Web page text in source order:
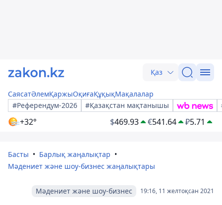
Қаз
СаясатӘлемҚаржыОқиғаҚұқықМақалалар
#Референдум-2026
#Қазақстан мақтанышы
+32° $469.93 €541.64 ₽5.71
Басты
Барлық жаңалықтар
Мәдениет және шоу-бизнес жаңалықтары
19:16, 11 желтоқсан 2021
Мәдениет және шоу-бизнес